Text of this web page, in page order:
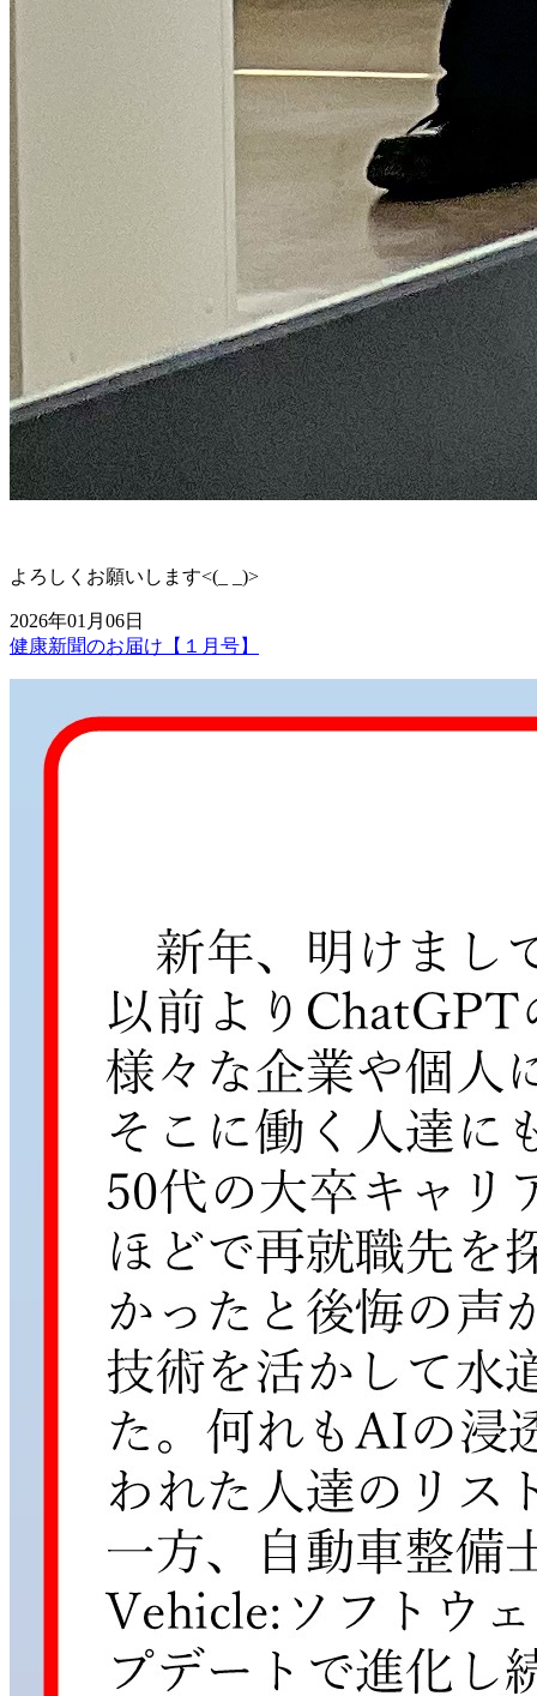
よろしくお願いします<(_ _)>
2026年01月06日
健康新聞のお届け【１月号】